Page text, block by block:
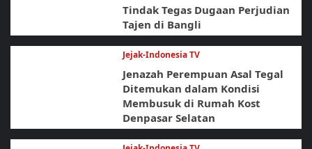
Tindak Tegas Dugaan Perjudian
Tajen di Bangli
Jejak-Indonesia TV
Jenazah Perempuan Asal Tegal
Ditemukan dalam Kondisi
Membusuk di Rumah Kost
Denpasar Selatan